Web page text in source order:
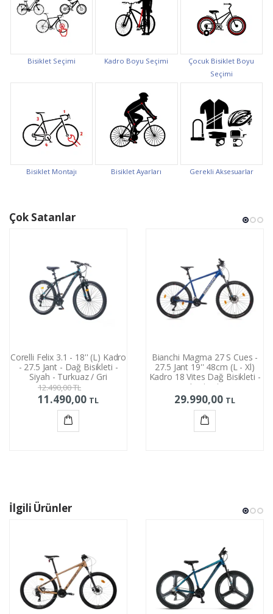
Bisiklet Seçimi Kadro Boyu Seçimi
Çocuk Bisiklet Boyu
Seçimi
Bisiklet Montajı Bisiklet Ayarları Gerekli Aksesuarlar
Çok Satanlar
Corelli Felix 3.1 - 18'' (L) Kadro
- 27.5 Jant - Dağ Bisikleti -
Siyah - Turkuaz / Gri
12.490,00TL
11.490,00 TL
Bianchi Magma 27 S Cues -
27.5 Jant 19'' 48cm (L - Xl)
Kadro 18 Vites Dağ Bisikleti -
Lacivert
29.990,00 TL
İlgili Ürünler